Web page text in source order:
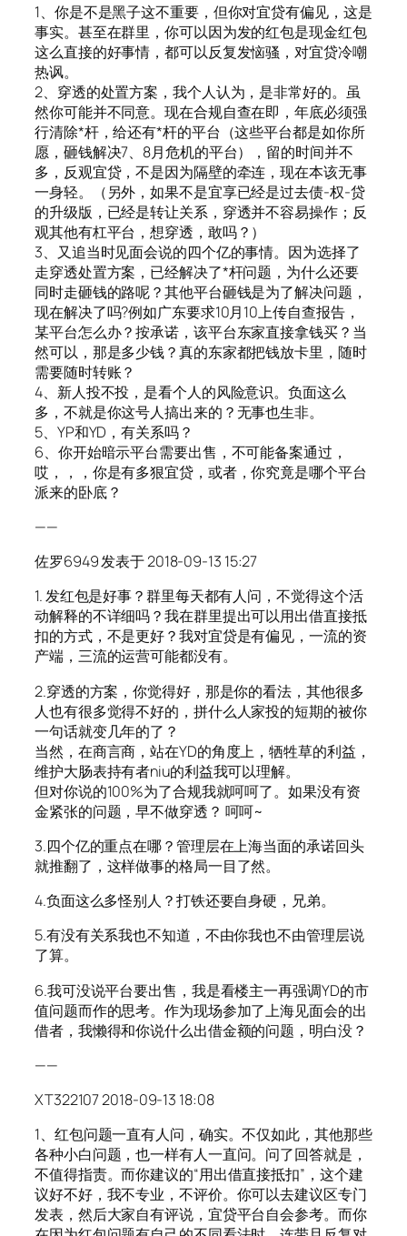
1、你是不是黑子这不重要，但你对宜贷有偏见，这是
事实。甚至在群里，你可以因为发的红包是现金红包
这么直接的好事情，都可以反复发恼骚，对宜贷冷嘲
热讽。
2、穿透的处置方案，我个人认为，是非常好的。虽
然你可能并不同意。现在合规自查在即，年底必须强
行清除*杆，给还有*杆的平台（这些平台都是如你所
愿，砸钱解决7、8月危机的平台），留的时间并不
多，反观宜贷，不是因为隔壁的牵连，现在本该无事
一身轻。（另外，如果不是宜享已经是过去债-权-贷
的升级版，已经是转让关系，穿透并不容易操作；反
观其他有杠平台，想穿透，敢吗？）
3、又追当时见面会说的四个亿的事情。因为选择了
走穿透处置方案，已经解决了*杆问题，为什么还要
同时走砸钱的路呢？其他平台砸钱是为了解决问题，
现在解决了吗?例如广东要求10月10上传自查报告，
某平台怎么办？按承诺，该平台东家直接拿钱买？当
然可以，那是多少钱？真的东家都把钱放卡里，随时
需要随时转账？
4、新人投不投，是看个人的风险意识。负面这么
多，不就是你这号人搞出来的？无事也生非。
5、YP和YD，有关系吗？
6、你开始暗示平台需要出售，不可能备案通过，
哎，，，你是有多狠宜贷，或者，你究竟是哪个平台
派来的卧底？
——
佐罗6949 发表于 2018-09-13 15:27
1. 发红包是好事？群里每天都有人问，不觉得这个活
动解释的不详细吗？我在群里提出可以用出借直接抵
扣的方式，不是更好？我对宜贷是有偏见，一流的资
产端，三流的运营可能都没有。
2.穿透的方案，你觉得好，那是你的看法，其他很多
人也有很多觉得不好的，拼什么人家投的短期的被你
一句话就变几年的了？
当然，在商言商，站在YD的角度上，牺牲草的利益，
维护大肠表持有者niu的利益我可以理解。
但对你说的100%为了合规我就呵呵了。如果没有资
金紧张的问题，早不做穿透？ 呵呵~
3.四个亿的重点在哪？管理层在上海当面的承诺回头
就推翻了，这样做事的格局一目了然。
4.负面这么多怪别人？打铁还要自身硬，兄弟。
5.有没有关系我也不知道，不由你我也不由管理层说
了算。
6.我可没说平台要出售，我是看楼主一再强调YD的市
值问题而作的思考。作为现场参加了上海见面会的出
借者，我懒得和你说什么出借金额的问题，明白没？
——
XT322107 2018-09-13 18:08
1、红包问题一直有人问，确实。不仅如此，其他那些
各种小白问题，也一样有人一直问。问了回答就是，
不值得指责。而你建议的“用出借直接抵扣”，这个建
议好不好，我不专业，不评价。你可以去建议区专门
发表，然后大家自有评说，宜贷平台自会参考。而你